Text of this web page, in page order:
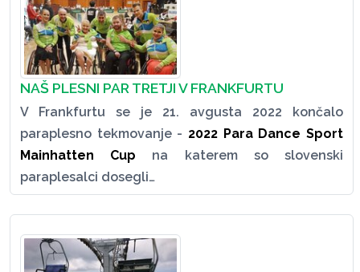
NAŠ PLESNI PAR TRETJI V FRANKFURTU
V Frankfurtu se je 21. avgusta 2022 končalo
paraplesno tekmovanje - 2022 Para Dance Sport
Mainhatten Cup na katerem so slovenski
paraplesalci dosegli…